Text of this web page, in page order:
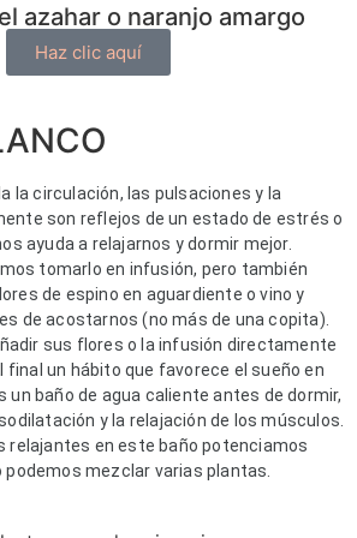
azahar o naranjo amargo
Haz clic aquí
la circulación, las pulsaciones y la
son reflejos de un estado de estrés o
ayuda a relajarnos y dormir mejor.
tomarlo en infusión, pero también
de espino en aguardiente o vino y
de acostarnos (no más de una copita).
sus flores o la infusión directamente
final un hábito que favorece el sueño en
un baño de agua caliente antes de dormir,
y la relajación de los músculos.
relajantes en este baño potenciamos
mezclar varias plantas.